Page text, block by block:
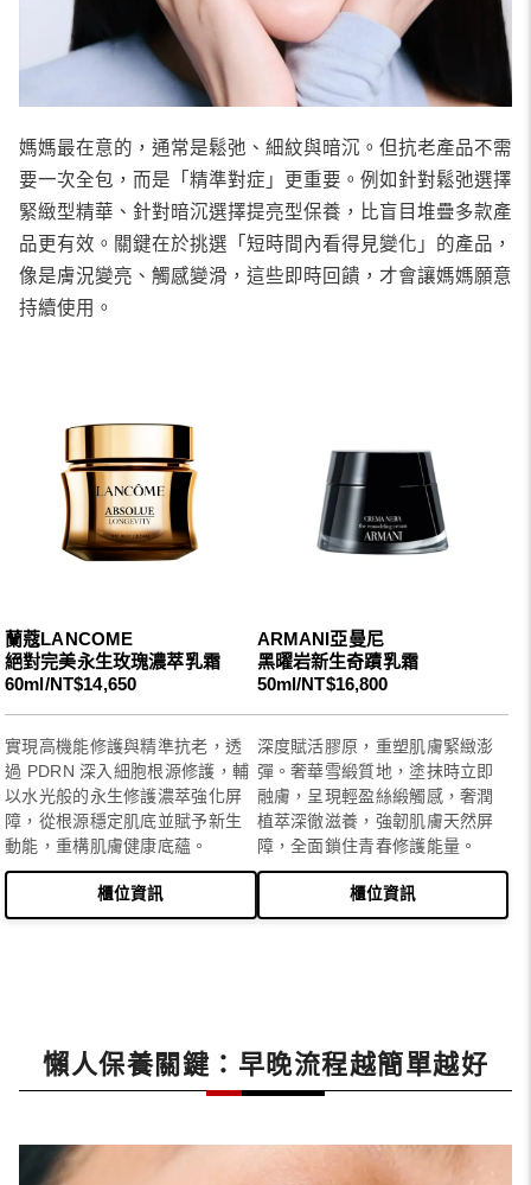
媽媽最在意的，通常是鬆弛、細紋與暗沉。但抗老產品不需
要一次全包，而是「精準對症」更重要。例如針對鬆弛選擇
緊緻型精華、針對暗沉選擇提亮型保養，比盲目堆疊多款產
品更有效。關鍵在於挑選「短時間內看得見變化」的產品，
像是膚況變亮、觸感變滑，這些即時回饋，才會讓媽媽願意
持續使用。
蘭蔻LANCOME
絕對完美永生玫瑰濃萃乳霜
60ml/NT$14,650
實現高機能修護與精準抗老，透
過 PDRN 深入細胞根源修護，輔
以水光般的永生修護濃萃強化屏
障，從根源穩定肌底並賦予新生
動能，重構肌膚健康底蘊。
櫃位資訊
ARMANI亞曼尼
黑曜岩新生奇蹟乳霜
50ml/NT$16,800
深度賦活膠原，重塑肌膚緊緻澎
彈。奢華雪緞質地，塗抹時立即
融膚，呈現輕盈絲緞觸感，奢潤
植萃深徹滋養，強韌肌膚天然屏
障，全面鎖住青春修護能量。
櫃位資訊
懶人保養關鍵：早晚流程越簡單越好